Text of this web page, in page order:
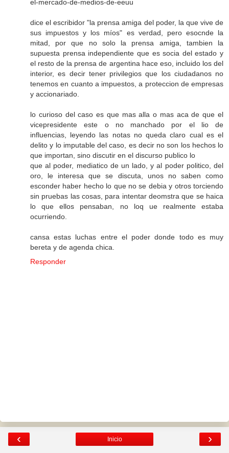
el-mercado-de-medios-de-eeuu
dice el escribidor "la prensa amiga del poder, la que vive de
sus impuestos y los míos" es verdad, pero esocnde la
mitad, por que no solo la prensa amiga, tambien la
supuesta prensa independiente que es socia del estado y
el resto de la prensa de argentina hace eso, incluido los del
interior, es decir tener privilegios que los ciudadanos no
tenemos en cuanto a impuestos, a proteccion de empresas
y accionariado.
lo curioso del caso es que mas alla o mas aca de que el
vicepresidente este o no manchado por el lio de
influencias, leyendo las notas no queda claro cual es el
delito y lo imputable del caso, es decir no son los hechos lo
que importan, sino discutir en el discurso publico lo
que al poder, mediatico de un lado, y al poder politico, del
oro, le interesa que se discuta, unos no saben como
esconder haber hecho lo que no se debia y otros torciendo
sin pruebas las cosas, para intentar deomstra que se haica
lo que ellos pensaban, no loq ue realmente estaba
ocurriendo.
cansa estas luchas entre el poder donde todo es muy
bereta y de agenda chica.
Responder
‹ ›
Inicio